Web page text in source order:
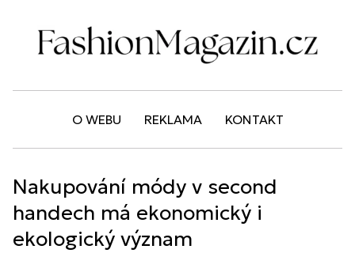
O WEBU REKLAMA KONTAKT
Nakupování módy v second
handech má ekonomický i
ekologický význam